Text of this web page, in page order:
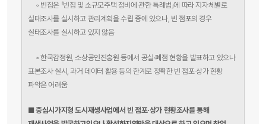
◦ 빈집은 「빈집 및 소규모주택 정비에 관한 특례법」에 따라 지자체별로
실태조사를 실시하고 관리계획을 수립 중에 있으나, 빈 점포의 경우
실태조사를 실시하고 있지 않음
◦ 한국감정원, 소상공인진흥원 등에서 공실·폐점 현황을 발표하고 있으나
표본조사 실시, 과거 데이터 활용 등의 한계로 정확한 빈 점포·상가 현황
파악은 어려움
■ 중심시가지형 도시재생사업에서 빈 점포·상가 현황조사를 통해